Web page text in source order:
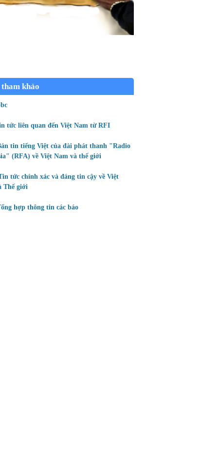
tham khảo
tức liên quan đến Việt Nam từ RFI
tin tiếng Việt của đài phát thanh "Radio
(RFA) về Việt Nam và thế giới
tức chính xác và đáng tin cậy về Việt
Thế giới
hợp thông tin các báo